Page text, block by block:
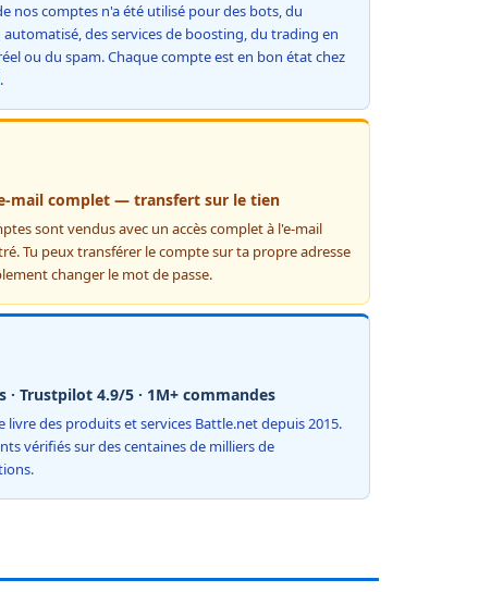
nos comptes n'a été utilisé pour des bots, du
des services de boosting, du trading en
ou du spam. Chaque compte est en bon état chez
mail complet — transfert sur le tien
sont vendus avec un accès complet à l'e-mail
Tu peux transférer le compte sur ta propre adresse
changer le mot de passe.
· Trustpilot 4.9/5 · 1M+ commandes
livre des produits et services Battle.net depuis 2015.
vérifiés sur des centaines de milliers de